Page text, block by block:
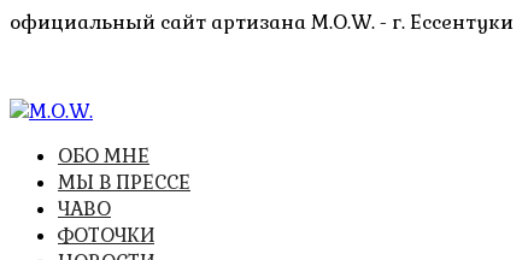
Перейти
официальный сайт артизана M.O.W. - г. Ессентуки
M.O.W.
высочайшее качество из натуральных компонентов
ОБО МНЕ
МЫ В ПРЕССЕ
ЧАВО
ФОТОЧКИ